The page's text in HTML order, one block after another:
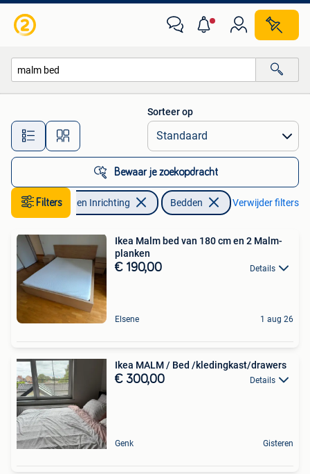
Alle afstanden…
Sorteer op
Bewaar je zoekopdracht
FiltersHuis en Inrichting Bedden Verwijder filters
Ikea Malm bed van 180 cm en 2 Malm-
planken
€ 190,00 Details
Elsene 1 aug 26
Ikea MALM / Bed /kledingkast/drawers
€ 300,00 Details
Genk Gisteren